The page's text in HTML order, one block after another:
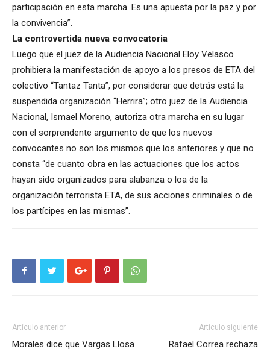
participación en esta marcha. Es una apuesta por la paz y por
la convivencia”.
La controvertida nueva convocatoria
Luego que el juez de la Audiencia Nacional Eloy Velasco
prohibiera la manifestación de apoyo a los presos de ETA del
colectivo “Tantaz Tanta”, por considerar que detrás está la
suspendida organización “Herrira”; otro juez de la Audiencia
Nacional, Ismael Moreno, autoriza otra marcha en su lugar
con el sorprendente argumento de que los nuevos
convocantes no son los mismos que los anteriores y que no
consta “de cuanto obra en las actuaciones que los actos
hayan sido organizados para alabanza o loa de la
organización terrorista ETA, de sus acciones criminales o de
los partícipes en las mismas”.
Artículo anterior
Morales dice que Vargas Llosa
Artículo siguiente
Rafael Correa rechaza